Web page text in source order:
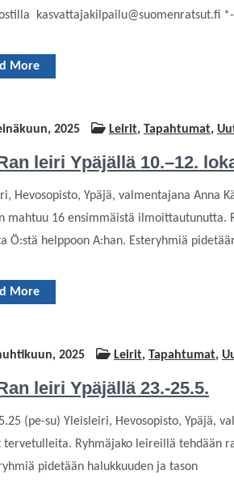
kasvattajakilpailu@suomenratsut.fi
More
2025 Leirit, Tapahtumat,
leiri Ypäjällä 10.–12.
Hevosopisto, Ypäjä, valmentajana Anna
mahtuu 16 ensimmäistä ilmoittautunutta.
Ö:stä helppoon A:han. Esteryhmiä
More
2025 Leirit, Tapahtumat,
leiri Ypäjällä 23.-25.5.
(pe-su) Yleisleiri, Hevosopisto, Ypäjä,
tervetulleita. Ryhmäjako leireillä tehdään
pidetään halukkuuden ja tason